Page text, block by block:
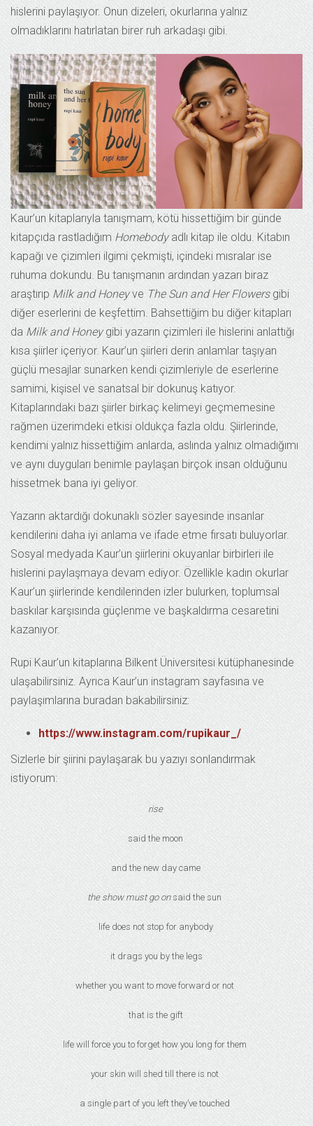
hislerini paylaşıyor. Onun dizeleri, okurlarına yalnız
olmadıklarını hatırlatan birer ruh arkadaşı gibi.
Kaur’un kitaplarıyla tanışmam, kötü hissettiğim bir günde
kitapçıda rastladığım Homebodyadlı kitap ile oldu. Kitabın
kapağı ve çizimleri ilgimi çekmişti, içindeki mısralar ise
ruhuma dokundu. Bu tanışmanın ardından yazarı biraz
araştırıp Milk and Honeyve The Sun and Her Flowersgibi
diğer eserlerini de keşfettim. Bahsettiğim bu diğer kitapları
da Milk and Honeygibi yazarın çizimleri ile hislerini anlattığı
kısa şiirler içeriyor. Kaur’un şiirleri derin anlamlar taşıyan
güçlü mesajlar sunarken kendi çizimleriyle de eserlerine
samimi, kişisel ve sanatsal bir dokunuş katıyor.
Kitaplarındaki bazı şiirler birkaç kelimeyi geçmemesine
rağmen üzerimdeki etkisi oldukça fazla oldu. Şiirlerinde,
kendimi yalnız hissettiğim anlarda, aslında yalnız olmadığımı
ve aynı duyguları benimle paylaşan birçok insan olduğunu
hissetmek bana iyi geliyor.
Yazarın aktardığı dokunaklı sözler sayesinde insanlar
kendilerini daha iyi anlama ve ifade etme fırsatı buluyorlar.
Sosyal medyada Kaur’un şiirlerini okuyanlar birbirleri ile
hislerini paylaşmaya devam ediyor. Özellikle kadın okurlar
Kaur’un şiirlerinde kendilerinden izler bulurken, toplumsal
baskılar karşısında güçlenme ve başkaldırma cesaretini
kazanıyor.
Rupi Kaur’un kitaplarına Bilkent Üniversitesi kütüphanesinde
ulaşabilirsiniz. Ayrıca Kaur’un instagram sayfasına ve
paylaşımlarına buradan bakabilirsiniz:
https://www.instagram.com/rupikaur_/
Sizlerle bir şiirini paylaşarak bu yazıyı sonlandırmak
istiyorum:
rise
said the moon
and the new day came
the show must go on said the sun
life does not stop for anybody
it drags you by the legs
whether you want to move forward or not
that is the gift
life will force you to forget how you long for them
your skin will shed till there is not
a single part of you left they’ve touched